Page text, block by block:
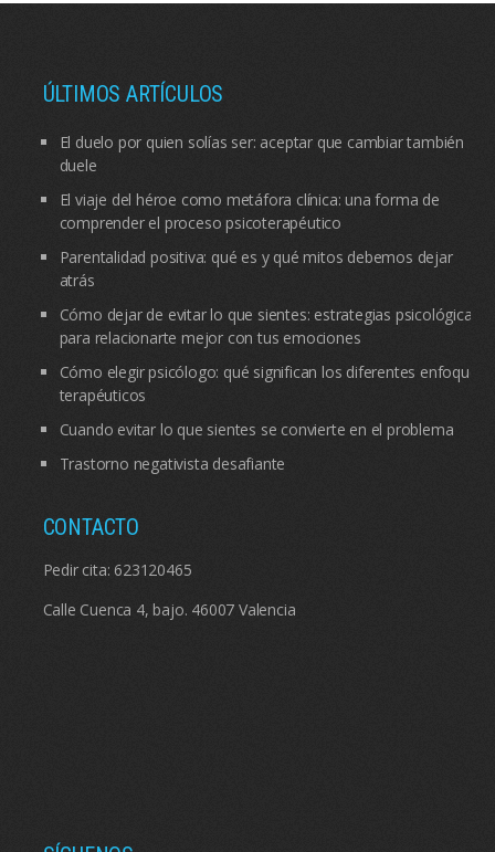
ÚLTIMOS ARTÍCULOS
El duelo por quien solías ser: aceptar que cambiar también
duele
El viaje del héroe como metáfora clínica: una forma de
comprender el proceso psicoterapéutico
Parentalidad positiva: qué es y qué mitos debemos dejar
atrás
Cómo dejar de evitar lo que sientes: estrategias psicológicas
para relacionarte mejor con tus emociones
Cómo elegir psicólogo: qué significan los diferentes enfoques
terapéuticos
Cuando evitar lo que sientes se convierte en el problema
Trastorno negativista desafiante
CONTACTO
Pedir cita: 623120465
Calle Cuenca 4, bajo. 46007 Valencia